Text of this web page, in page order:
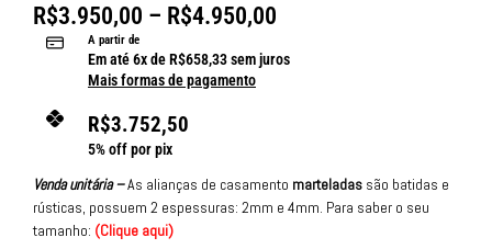
R$3.950,00 – R$4.950,00
A partir de
Em até6x deR$658,33sem juros
Mais formas de pagamento
R$3.752,50
5% off por pix
Venda unitária –As alianças de casamento marteladas são batidas e
rústicas, possuem 2 espessuras: 2mm e 4mm. Para saber o seu
tamanho: (Clique aqui)